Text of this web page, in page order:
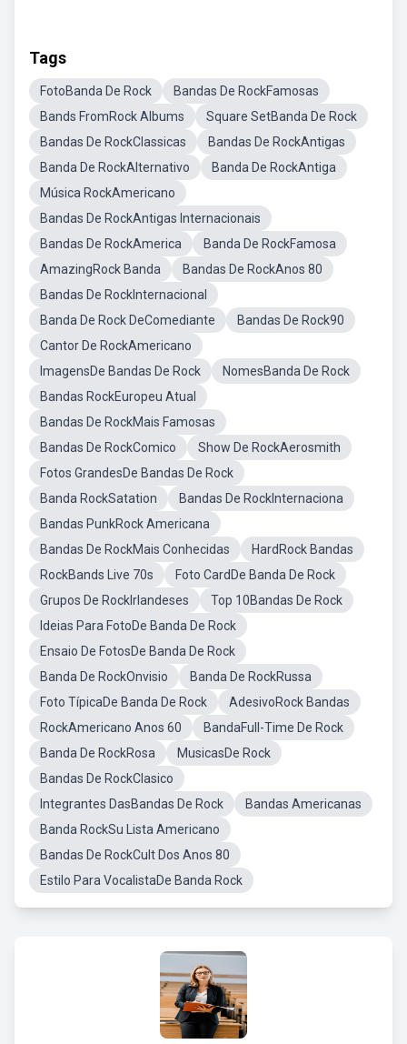
Tags
FotoBanda De Rock
Bandas De RockFamosas
Bands FromRock Albums
Square SetBanda De Rock
Bandas De RockClassicas
Bandas De RockAntigas
Banda De RockAlternativo
Banda De RockAntiga
Música RockAmericano
Bandas De RockAntigas Internacionais
Bandas De RockAmerica
Banda De RockFamosa
AmazingRock Banda
Bandas De RockAnos 80
Bandas De RockInternacional
Banda De Rock DeComediante
Bandas De Rock90
Cantor De RockAmericano
ImagensDe Bandas De Rock
NomesBanda De Rock
Bandas RockEuropeu Atual
Bandas De RockMais Famosas
Bandas De RockComico
Show De RockAerosmith
Fotos GrandesDe Bandas De Rock
Banda RockSatation
Bandas De RockInternaciona
Bandas PunkRock Americana
Bandas De RockMais Conhecidas
HardRock Bandas
RockBands Live 70s
Foto CardDe Banda De Rock
Grupos De RockIrlandeses
Top 10Bandas De Rock
Ideias Para FotoDe Banda De Rock
Ensaio De FotosDe Banda De Rock
Banda De RockOnvisio
Banda De RockRussa
Foto TípicaDe Banda De Rock
AdesivoRock Bandas
RockAmericano Anos 60
BandaFull-Time De Rock
Banda De RockRosa
MusicasDe Rock
Bandas De RockClasico
Integrantes DasBandas De Rock
Bandas Americanas
Banda RockSu Lista Americano
Bandas De RockCult Dos Anos 80
Estilo Para VocalistaDe Banda Rock